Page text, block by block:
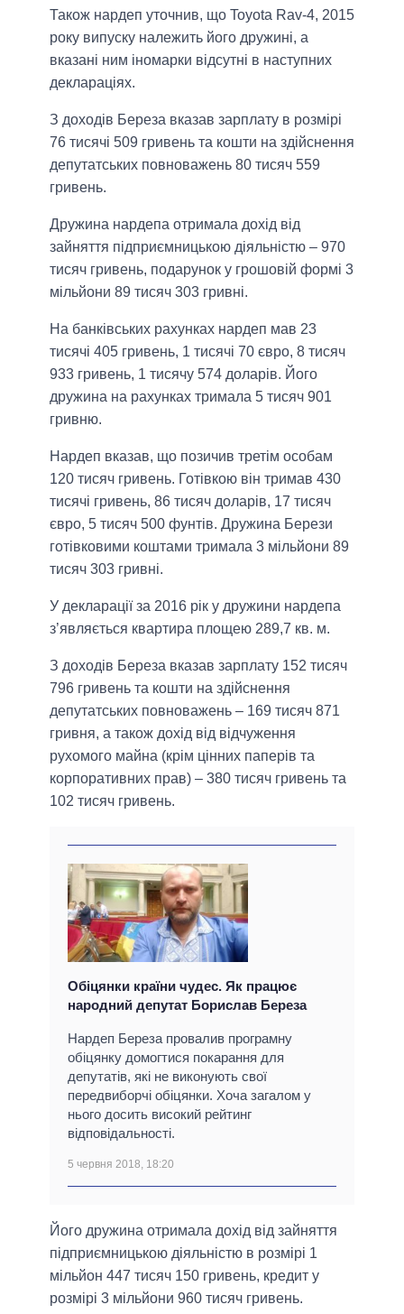
Також нардеп уточнив, що Toyota Rav-4, 2015
року випуску належить його дружині, а
вказані ним іномарки відсутні в наступних
деклараціях.
З доходів Береза вказав зарплату в розмірі
76 тисячі 509 гривень та кошти на здійснення
депутатських повноважень 80 тисяч 559
гривень.
Дружина нардепа отримала дохід від
зайняття підприємницькою діяльністю – 970
тисяч гривень, подарунок у грошовій формі 3
мільйони 89 тисяч 303 гривні.
На банківських рахунках нардеп мав 23
тисячі 405 гривень, 1 тисячі 70 євро, 8 тисяч
933 гривень, 1 тисячу 574 доларів. Його
дружина на рахунках тримала 5 тисяч 901
гривню.
Нардеп вказав, що позичив третім особам
120 тисяч гривень. Готівкою він тримав 430
тисячі гривень, 86 тисяч доларів, 17 тисяч
євро, 5 тисяч 500 фунтів. Дружина Берези
готівковими коштами тримала 3 мільйони 89
тисяч 303 гривні.
У декларації за 2016 рік у дружини нардепа
з’являється квартира площею 289,7 кв. м.
З доходів Береза вказав зарплату 152 тисяч
796 гривень та кошти на здійснення
депутатських повноважень – 169 тисяч 871
гривня, а також дохід від відчуження
рухомого майна (крім цінних паперів та
корпоративних прав) – 380 тисяч гривень та
102 тисяч гривень.
Обіцянки країни чудес. Як працює
народний депутат Борислав Береза
Нардеп Береза провалив програмну
обіцянку домогтися покарання для
депутатів, які не виконують свої
передвиборчі обіцянки. Хоча загалом у
нього досить високий рейтинг
відповідальності.
5 червня 2018, 18:20
Його дружина отримала дохід від зайняття
підприємницькою діяльністю в розмірі 1
мільйон 447 тисяч 150 гривень, кредит у
розмірі 3 мільйони 960 тисяч гривень.